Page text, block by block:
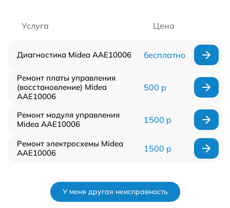
Услуга Цена
Диагностика Midea AAE10006 бесплатно
Ремонт платы управления
(восстановление) Midea
AAE10006
500 р
Ремонт модуля управления
Midea AAE10006
1500 р
Ремонт электросхемы Midea
AAE10006
1500 р
У меня другая неисправность